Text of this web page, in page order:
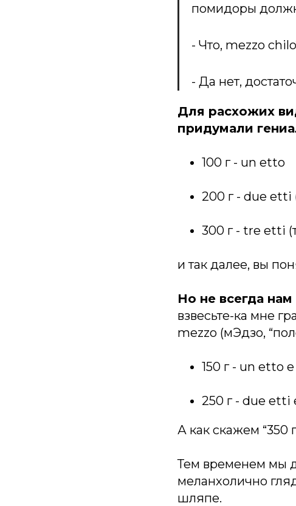
помидоры
- Что, mezzo
- Да нет,
Для расхожих
придумали
100 г - un etto
200 г - due etti
300 г - tre etti
и так далее, вы
Но не всегда
взвесьте-ка мне
mezzo (мЭдзо,
150 г - un etto
250 г - due etti
А как скажем “350
Тем временем мы
меланхолично
шляпе.